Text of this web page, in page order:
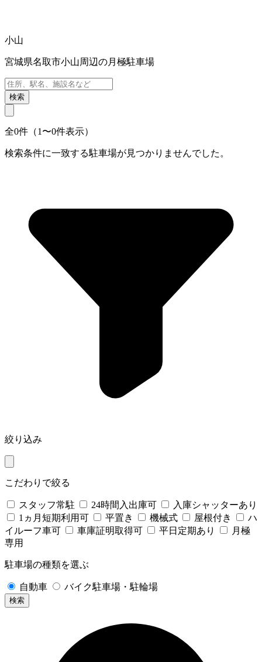
小山
宮城県名取市小山周辺の月極駐車場
検索
全0件（1〜0件表示）
検索条件に一致する駐車場が見つかりませんでした。
絞り込み
こだわりで絞る
スタッフ常駐 24時間入出庫可
入庫シャッターあり
1ヵ月短期利用可
平置き 機械式 屋根付き
ハ
イルーフ車可
車庫証明取得可 平日定期あり
月極
専用
駐車場の種類を選ぶ
自動車 バイク駐車場・駐輪場
検索